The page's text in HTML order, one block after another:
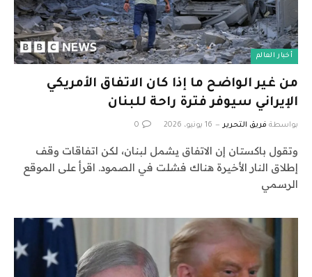
أخبار العالم
من غير الواضح ما إذا كان الاتفاق الأمريكي
الإيراني سيوفر فترة راحة للبنان
بواسطة فريق التحرير 16 يونيو، 2026 0
وتقول باكستان إن الاتفاق يشمل لبنان، لكن اتفاقات وقف
إطلاق النار الأخيرة هناك فشلت في الصمود. اقرأ على الموقع
الرسمي